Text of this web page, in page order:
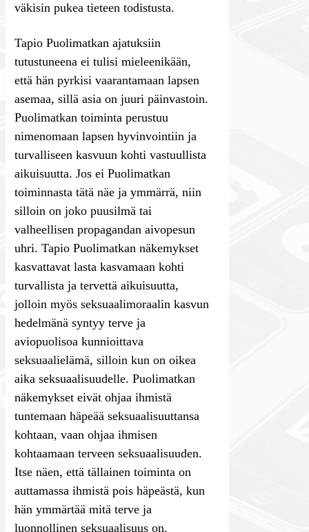
väkisin pukea tieteen todistusta.
Tapio Puolimatkan ajatuksiin
tutustuneena ei tulisi mieleenikään,
että hän pyrkisi vaarantamaan lapsen
asemaa, sillä asia on juuri päinvastoin.
Puolimatkan toiminta perustuu
nimenomaan lapsen hyvinvointiin ja
turvalliseen kasvuun kohti vastuullista
aikuisuutta. Jos ei Puolimatkan
toiminnasta tätä näe ja ymmärrä, niin
silloin on joko puusilmä tai
valheellisen propagandan aivopesun
uhri. Tapio Puolimatkan näkemykset
kasvattavat lasta kasvamaan kohti
turvallista ja tervettä aikuisuutta,
jolloin myös seksuaalimoraalin kasvun
hedelmänä syntyy terve ja
aviopuolisoa kunnioittava
seksuaalielämä, silloin kun on oikea
aika seksuaalisuudelle. Puolimatkan
näkemykset eivät ohjaa ihmistä
tuntemaan häpeää seksuaalisuuttansa
kohtaan, vaan ohjaa ihmisen
kohtaamaan terveen seksuaalisuuden.
Itse näen, että tällainen toiminta on
auttamassa ihmistä pois häpeästä, kun
hän ymmärtää mitä terve ja
luonnollinen seksuaalisuus on.